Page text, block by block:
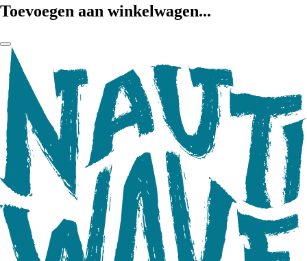
Toevoegen aan winkelwagen...